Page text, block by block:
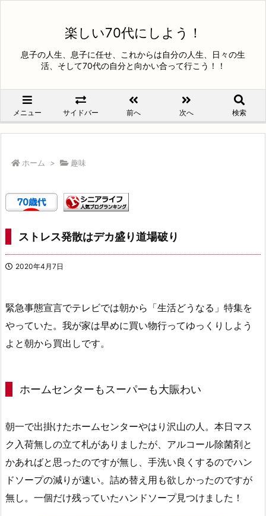
楽しい70代にしよう！
息子の人生、息子に任せ、これからは自分の人生、日々の生
活、そして70代の自分と向かい合って行こう！！
メニュー サイドバー 前へ 次へ 検索
ホーム > 趣味
ストレス発散はデカ盛り道場破り
2020年4月7日
緊急事態宣言でテレビでは朝から「生活どうなる」特集を
やっていた。我が家は早めに買い物行ってゆっくりしよう
よと朝から買出しです。
ホームセンターもスーパーも大賑わい
朝一で出掛けたホームセンターやはり沢山の人。本日マス
ク入荷無しの立て札がありましたが、アルコール除菌剤と
かあればと思ったのですが無し、手洗い良くするのでハン
ドソープの減りが速い。詰め替え用も欲しかったのですが
無し。一個だけ残っていたハンドソープ見つけました！